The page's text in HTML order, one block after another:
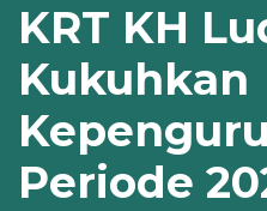
KRT KH
Kukuhkan
Periode